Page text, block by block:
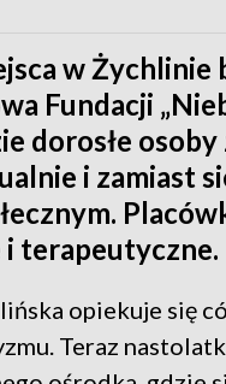
w Żychlinie
Fundacji
dorosłe
i zamiast
terapeutyczne.
opiekuje się
Teraz